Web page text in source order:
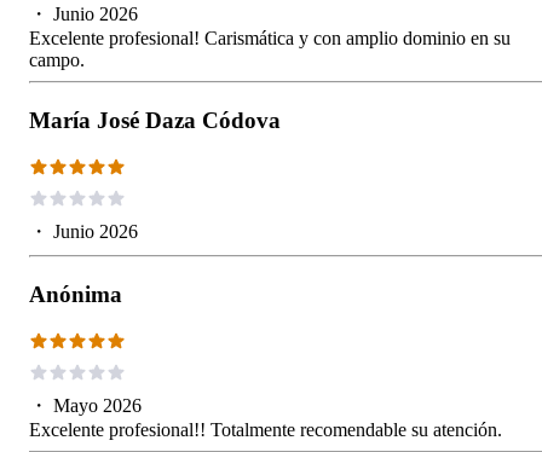
・ Junio 2026
Excelente profesional! Carismática y con amplio dominio en su
campo.
María José Daza Códova
・ Junio 2026
Anónima
・ Mayo 2026
Excelente profesional!! Totalmente recomendable su atención.